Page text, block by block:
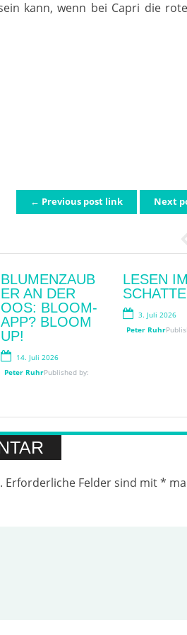
kann, wenn bei Capri die
← Previous post link Next
BLUMENZAUB
ER AN DER
OOS: BLOOM-
APP? BLOOM
UP!
14. Juli 2026
Published by:
Peter Ruhr
LESEN IM
3. Juli 2026
Peter Ruhr
„MENSCH.
TIER. WIR“
10. Mai 2026
Published by:
Peter Ruhr
FRAUEN
DIE
28. April 2026
Peter Ruhr
Erforderliche Felder sind mit*